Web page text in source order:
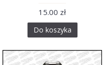
15.00 zł
Do koszyka